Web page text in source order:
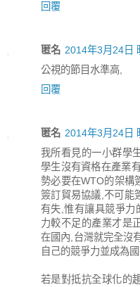
回覆
匿名 2014年3月24日
公視的節目水準高,
回覆
匿名 2014年3月24日
我所看見的一小群學
學生沒有資格在產業
勢必要在WTO的架構
簽訂貿易協議,不可能
有失,惟有讓具競爭力
力較不足的產業才是
在國內,台灣就完全沒
自己的競爭力並成為
若是對抵抗全球化的